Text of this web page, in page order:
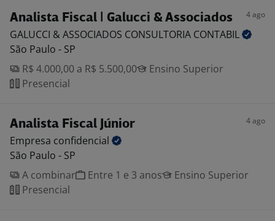
Analista Fiscal | Galucci & Associados 4 ago
GALUCCI & ASSOCIADOS CONSULTORIA CONTABIL
São Paulo - SP
R$ 4.000,00 a R$ 5.500,00
Ensino Superior
Presencial
Analista Fiscal Júnior 4 ago
Empresa confidencial
São Paulo - SP
A combinar
Entre 1 e 3 anos
Ensino Superior
Presencial